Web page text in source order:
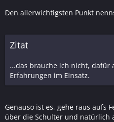
Den allerwichtigsten Punkt
Zitat
...das brauche ich nicht, dafür
Erfahrungen im Einsatz.
Genauso ist es, gehe raus aufs
über die Schulter und natürlich